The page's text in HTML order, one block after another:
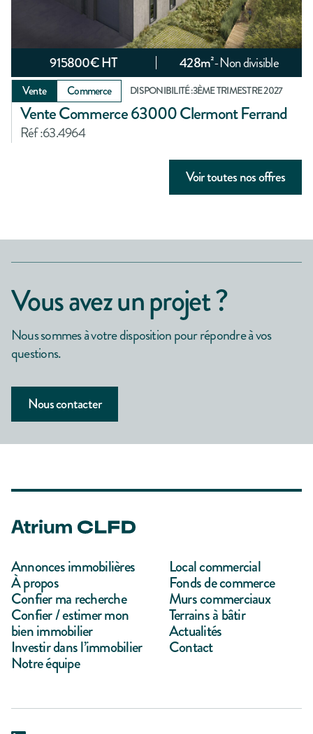
Voir toutes nos offres
915800€ HT 428m²-Non divisible
Vente Commerce DISPONIBILITÉ :3ÈME TRIMESTRE 2027
Vente Commerce 63000 Clermont Ferrand
Réf :63.4964
Vous avez un projet ?
Nous sommes à votre disposition pour répondre à vos
questions.
Nous contacter
Annonces immobilières
À propos
Confier ma recherche
Confier / estimer mon
bien immobilier
Investir dans l’immobilier
Notre équipe
Local commercial
Fonds de commerce
Murs commerciaux
Terrains à bâtir
Actualités
Contact